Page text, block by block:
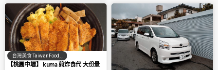
台灣美食 TaiwanFood
【桃園中壢】 kuma 煎炸食代 大份量